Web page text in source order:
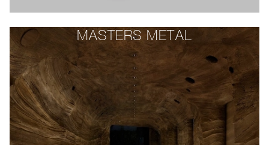
MASTERS METAL